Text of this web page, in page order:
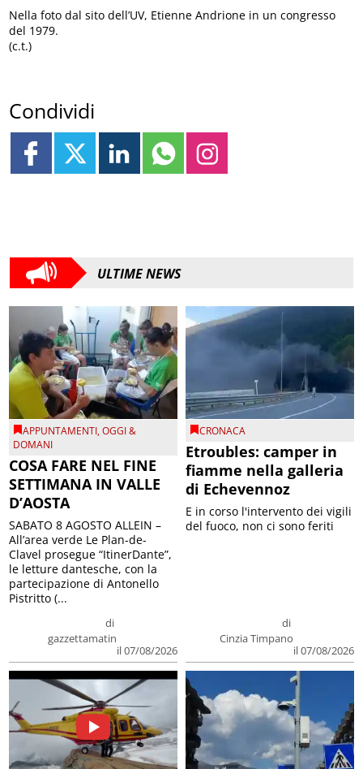
Nella foto dal sito dell’UV, Etienne Andrione in un congresso
del 1979.
(c.t.)
Condividi
ULTIME NEWS
APPUNTAMENTI,OGGI &
DOMANI
COSA FARE NEL FINE
SETTIMANA IN VALLE
D’AOSTA
di
gazzettamatin
il 07/08/2026
SABATO 8 AGOSTO ALLEIN –
All’area verde Le Plan-de-
Clavel prosegue “ItinerDante”,
le letture dantesche, con la
partecipazione di Antonello
Pistritto (...
CRONACA
Etroubles: camper in
fiamme nella galleria
di Echevennoz
di
Cinzia Timpano
il 07/08/2026
E in corso l'intervento dei vigili
del fuoco, non ci sono feriti